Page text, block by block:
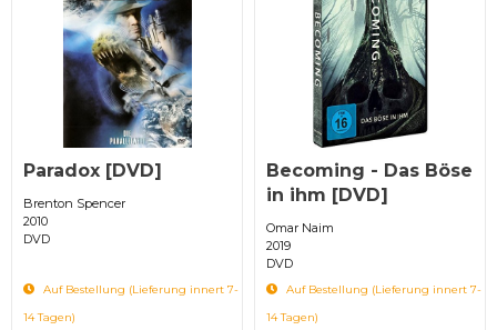
Paradox [DVD]
Brenton Spencer
2010
DVD
Auf Bestellung (Lieferung innert 7-
14 Tagen)
Becoming - Das Böse
in ihm [DVD]
Omar Naim
2019
DVD
Auf Bestellung (Lieferung innert 7-
14 Tagen)